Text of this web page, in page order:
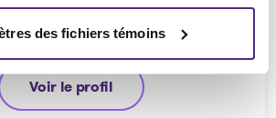
des fichiers témoins
Voir le profil
Jean-François Cusson